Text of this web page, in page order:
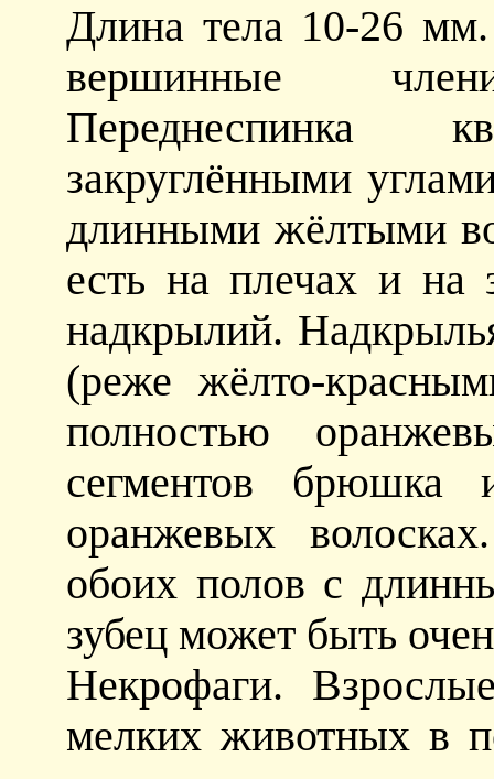
Длина тела 10-26 мм.
вершинные
Переднеспинка
закруглёнными
длинными жёлтыми
есть на плечах и на
надкрылий.
(реже жёлто-
полностью
сегментов брюшка
оранжевых
обоих полов с
зубец может быть
Некрофаги.
мелких животных в